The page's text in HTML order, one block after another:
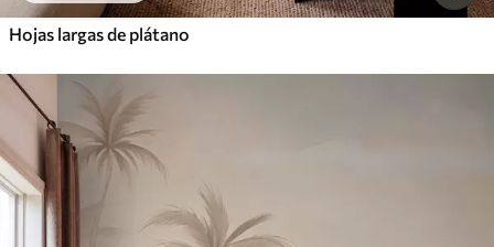
Hojas largas de plátano